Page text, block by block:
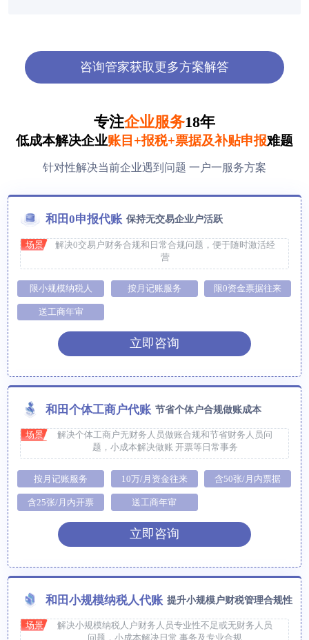
咨询管家获取更多方案解答
专注企业服务18年
低成本解决企业账目+报税+票据及补贴申报难题
针对性解决当前企业遇到问题 一户一服务方案
和田0申报代账 保持无交易企业户活跃
场景
解决0交易户财务合规和日常合规问题，便于随时激活经
营
限小规模纳税人 按月记账服务 限0资金票据往来
送工商年审
立即咨询
和田个体工商户代账 节省个体户合规做账成本
场景
解决个体工商户无财务人员做账合规和节省财务人员问
题，小成本解决做账 开票等日常事务
按月记账服务 10万/月资金往来 含50张/月内票据
含25张/月内开票 送工商年审
立即咨询
和田小规模纳税人代账 提升小规模户财税管理合规性
场景
解决小规模纳税人户财务人员专业性不足或无财务人员
问题，小成本解决日常 事务及专业合规